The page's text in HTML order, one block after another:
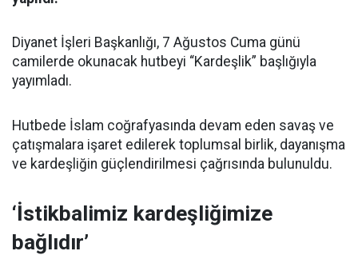
Diyanet İşleri Başkanlığı, 7 Ağustos Cuma günü
camilerde okunacak hutbeyi “Kardeşlik” başlığıyla
yayımladı.
Hutbede İslam coğrafyasında devam eden savaş ve
çatışmalara işaret edilerek toplumsal birlik, dayanışma
ve kardeşliğin güçlendirilmesi çağrısında bulunuldu.
‘İstikbalimiz kardeşliğimize
bağlıdır’